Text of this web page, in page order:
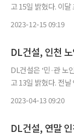
고 15일 밝혔다. 이달 초 열린 행사를 통해 DL건설은 총 3.3t(톤)의 김장 김치를 기부했다. DL
2023-12-15 09:19
DL건설, 인천
DL건설은 ‘민·관
고 13일 밝혔다. 전날 인천시청에서 열린 협약식에는 인천을 연고지로 둔 DL건설 외에도 △
2023-04-13 09:20
DL건설, 연말